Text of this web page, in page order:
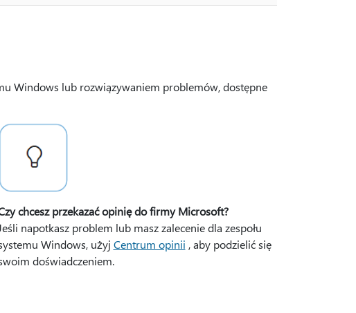
Windows lub rozwiązywaniem problemów, dostępne
chcesz przekazać opinię do firmy Microsoft?
napotkasz problem lub masz zalecenie dla zespołu
Windows, użyj Centrum opinii , aby podzielić się
doświadczeniem.